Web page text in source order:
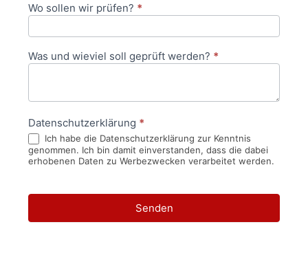
Wo sollen wir prüfen? *
Was und wieviel soll geprüft werden? *
Datenschutzerklärung *
Ich habe die Datenschutzerklärung zur Kenntnis
genommen. Ich bin damit einverstanden, dass die dabei
erhobenen Daten zu Werbezwecken verarbeitet werden.
Senden